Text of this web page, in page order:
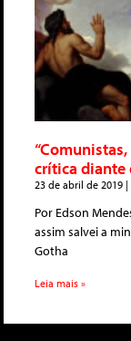
crítica diante
23 de abril de 2019
Por Edson
assim salvei a
Gotha
Leia mais »